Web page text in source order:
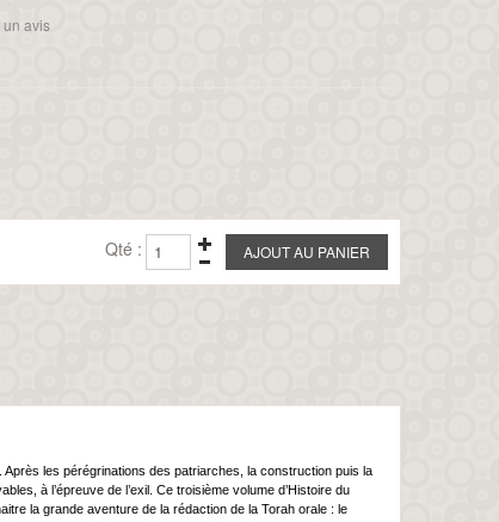
un avis
Qté :
les pérégrinations des patriarches, la construction puis la
à l’épreuve de l’exil. Ce troisième volume d’Histoire du
la grande aventure de la rédaction de la Torah orale : le